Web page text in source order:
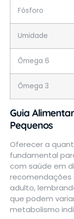
Fósforo
Umidade
Ômega 6
Ômega 3
Guia
Pequenos
Oferecer a
fundamental
com saúde em
recomendações
adulto,
que podem
metabolismo